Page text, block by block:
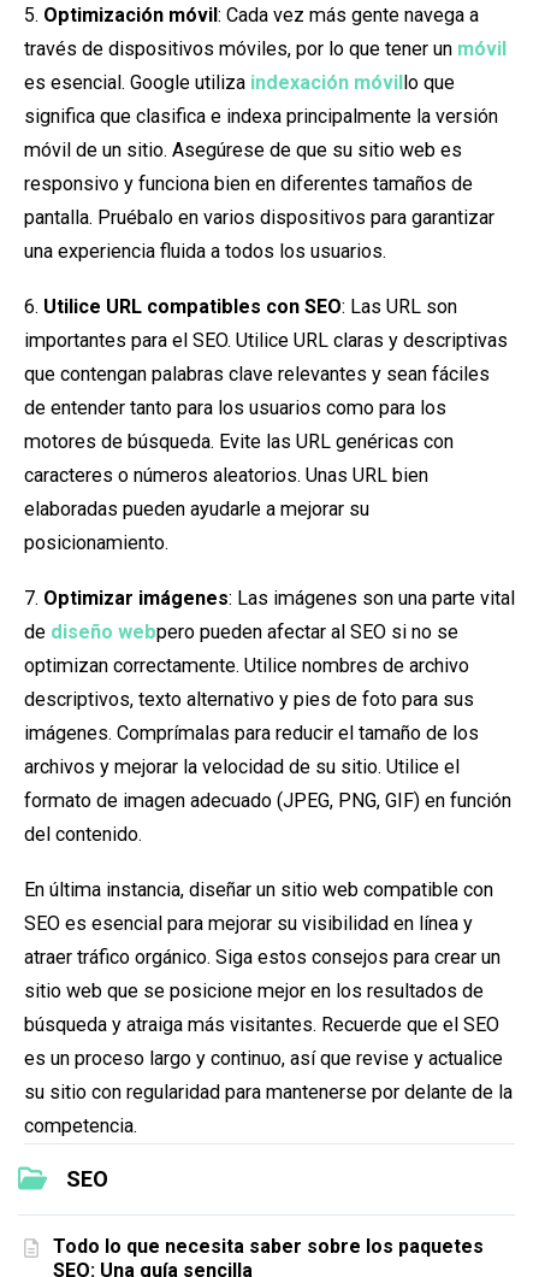
SEO
Todo lo que necesita saber sobre los paquetes
SEO: Una guía sencilla
5. Optimización móvil : Cada vez más gente navega a
través de dispositivos móviles, por lo que tener un móvil
es esencial. Google utiliza indexación móvil lo que
significa que clasifica e indexa principalmente la versión
móvil de un sitio. Asegúrese de que su sitio web es
responsivo y funciona bien en diferentes tamaños de
pantalla. Pruébalo en varios dispositivos para garantizar
una experiencia fluida a todos los usuarios.
6. Utilice URL compatibles con SEO: Las URL son
importantes para el SEO. Utilice URL claras y descriptivas
que contengan palabras clave relevantes y sean fáciles
de entender tanto para los usuarios como para los
motores de búsqueda. Evite las URL genéricas con
caracteres o números aleatorios. Unas URL bien
elaboradas pueden ayudarle a mejorar su
posicionamiento.
7. Optimizar imágenes: Las imágenes son una parte vital
de diseño webpero pueden afectar al SEO si no se
optimizan correctamente. Utilice nombres de archivo
descriptivos, texto alternativo y pies de foto para sus
imágenes. Comprímalas para reducir el tamaño de los
archivos y mejorar la velocidad de su sitio. Utilice el
formato de imagen adecuado (JPEG, PNG, GIF) en función
del contenido.
En última instancia, diseñar un sitio web compatible con
SEO es esencial para mejorar su visibilidad en línea y
atraer tráfico orgánico. Siga estos consejos para crear un
sitio web que se posicione mejor en los resultados de
búsqueda y atraiga más visitantes. Recuerde que el SEO
es un proceso largo y continuo, así que revise y actualice
su sitio con regularidad para mantenerse por delante de la
competencia.